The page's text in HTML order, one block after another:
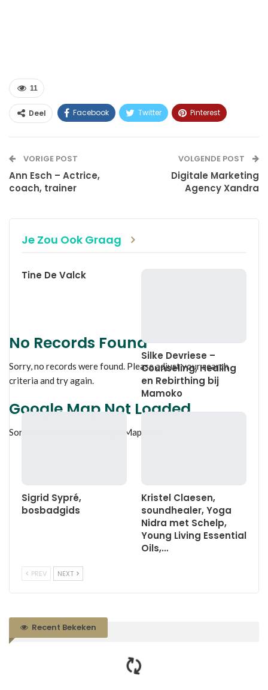
No Records Found
Sorry, no records were found. Please adjust your search
criteria and try again.
Google Map Not Loaded
Sorry, unable to load Google Maps API.
11
Deel Facebook Twitter Pinterest
VORIGE POST
Ann Esch – Actrice,
coach, trainer
VOLGENDE POST
Digitale Marketing
Agency Xandra
Je Zou Ook Graag
Tine De Valck
Silke Devriese –
Counseling, Healing
en Rebirthing bij
Mamoko
Sigrid Sypré,
bosbadgids
Kristel Claesen,
soundhealer, Yoga
Nidra met Schelp,
Young Living Essential
Oils,…
PREV NEXT
Recent Bekeken